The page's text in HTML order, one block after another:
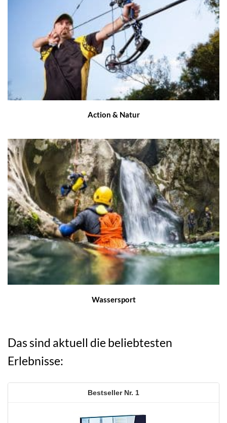
Action & Natur
Wassersport
Das sind aktuell die beliebtesten
Erlebnisse:
1